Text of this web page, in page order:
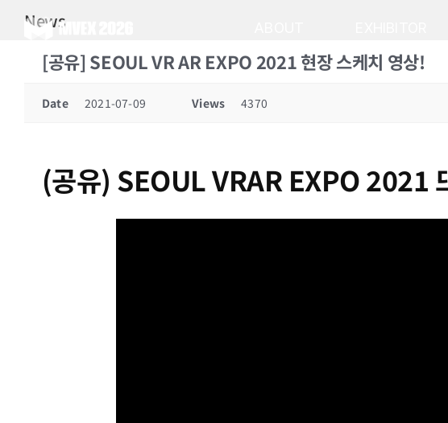
News
[공유] SEOUL VR AR EXPO 2021 현장 스케치 영상!
Date 2021-07-09 Views 4370
(공유) SEOUL VRAR EXPO 2021